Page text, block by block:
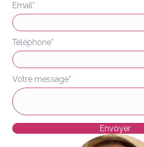
Email
Téléphone
Votre message
Envoyer